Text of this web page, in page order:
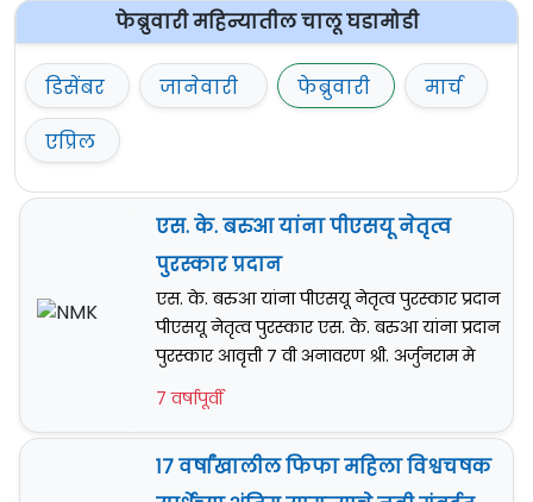
फेब्रुवारी महिन्यातील चालू घडामोडी
डिसेंबर जानेवारी फेब्रुवारी
मार्च
एप्रिल
एस. के. बरुआ यांना पीएसयू नेतृत्व
पुरस्कार प्रदान
एस. के. बरुआ यांना पीएसयू नेतृत्व पुरस्कार प्रदान
पीएसयू नेतृत्व पुरस्कार एस. के. बरुआ यांना प्रदान
पुरस्कार आवृत्ती ७ वी अनावरण श्री. अर्जुनराम मे
7 वर्षापूर्वी
१७ वर्षांखालील फिफा महिला विश्वचषक